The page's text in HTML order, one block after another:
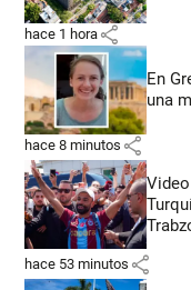
hace 1 hora share
En
una
hace 8 minutos share
hace 53 minutos share